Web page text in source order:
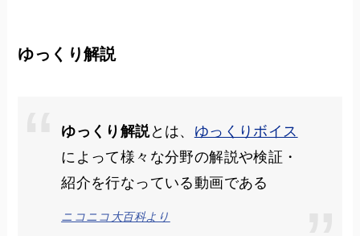
ゆっくり解説
ゆっくり解説とは、 ゆっくりボイス
によって様々な分野の解説や検証・
紹介を行なっている動画である
ニコニコ大百科より